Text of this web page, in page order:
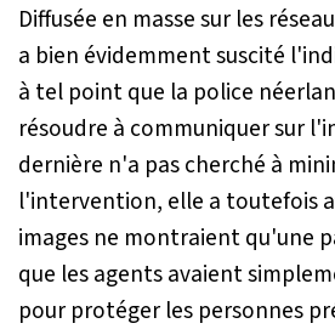
Diffusée en masse sur les
a bien évidemment suscité
à tel point que la police
résoudre à communiquer sur
dernière n'a pas cherché à
l'intervention, elle a toutefois
images ne montraient qu'une
que les agents avaient
pour protéger les personnes